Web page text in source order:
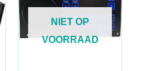
NIET OP
VOORRAAD